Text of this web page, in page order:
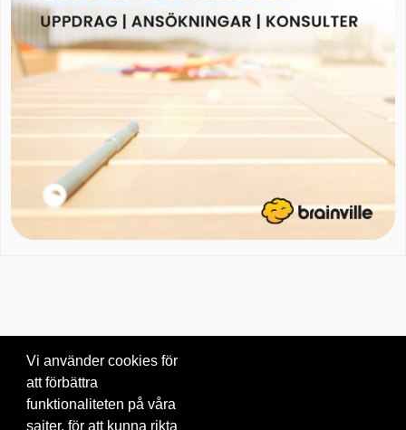
© 2026 Brainville AB. |Villkor för tjänsten
Vi använder cookies för
att förbättra
funktionaliteten på våra
sajter, för att kunna rikta